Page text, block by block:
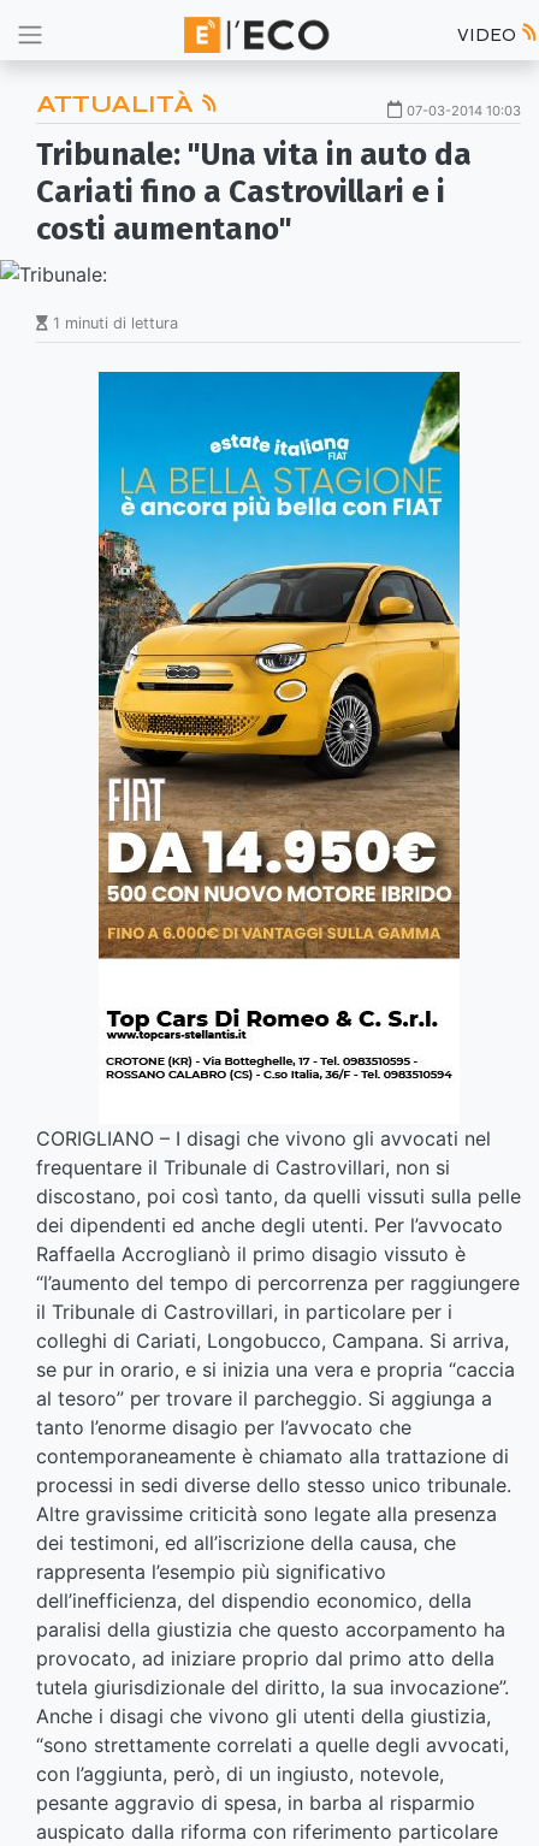
VIDEO
ATTUALITÀ 07-03-2014 10:03
Tribunale: "Una vita in auto da
Cariati fino a Castrovillari e i
costi aumentano"
1 minuti di lettura
CORIGLIANO – I disagi che vivono gli avvocati nel
frequentare il Tribunale di Castrovillari, non si
discostano, poi così tanto, da quelli vissuti sulla pelle
dei dipendenti ed anche degli utenti. Per l’avvocato
Raffaella Accroglianò il primo disagio vissuto è
“l’aumento del tempo di percorrenza per raggiungere
il Tribunale di Castrovillari, in particolare per i
colleghi di Cariati, Longobucco, Campana. Si arriva,
se pur in orario, e si inizia una vera e propria “caccia
al tesoro” per trovare il parcheggio. Si aggiunga a
tanto l’enorme disagio per l’avvocato che
contemporaneamente è chiamato alla trattazione di
processi in sedi diverse dello stesso unico tribunale.
Altre gravissime criticità sono legate alla presenza
dei testimoni, ed all’iscrizione della causa, che
rappresenta l’esempio più significativo
dell’inefficienza, del dispendio economico, della
paralisi della giustizia che questo accorpamento ha
provocato, ad iniziare proprio dal primo atto della
tutela giurisdizionale del diritto, la sua invocazione”.
Anche i disagi che vivono gli utenti della giustizia,
“sono strettamente correlati a quelle degli avvocati,
con l’aggiunta, però, di un ingiusto, notevole,
pesante aggravio di spesa, in barba al risparmio
auspicato dalla riforma con riferimento particolare